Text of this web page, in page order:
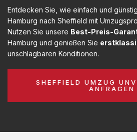
Entdecken Sie, wie einfach und
Hamburg nach Sheffield mit
Nutzen Sie unsere Best-Preis-
Hamburg und genießen Sie
unschlagbaren Konditionen.
SHEFFIELD UMZUG
ANFRAGEN